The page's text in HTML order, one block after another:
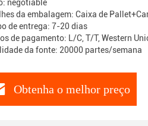
negotiable
da embalagem: Caixa de
de entrega: 7-20 dias
de pagamento: L/C, T/T, Western
da fonte: 20000 partes/semana
Obtenha o melhor preço